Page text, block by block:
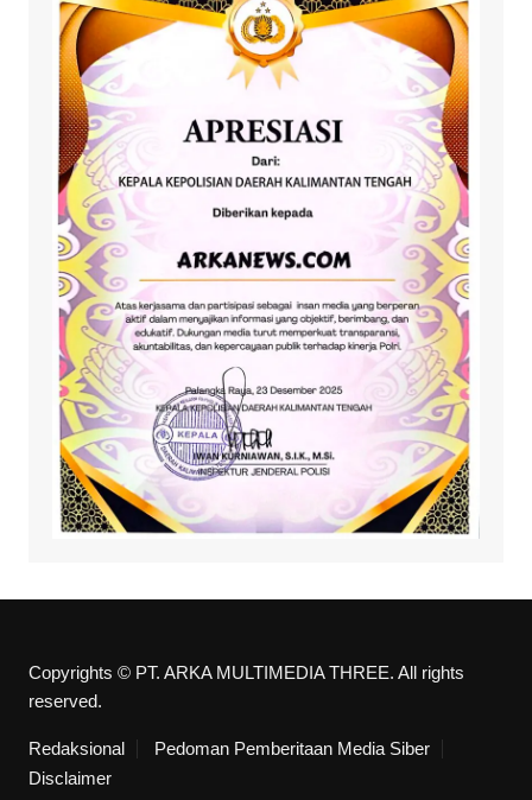
Copyrights © PT. ARKA MULTIMEDIA THREE. All rights
reserved.
Redaksional
Pedoman Pemberitaan Media Siber
Disclaimer